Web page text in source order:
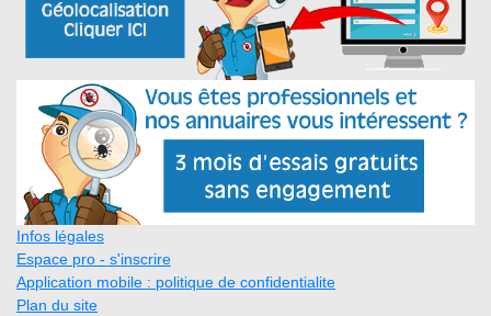
Infos légales
Espace pro - s'inscrire
Application mobile : politique de confidentialite
Plan du site